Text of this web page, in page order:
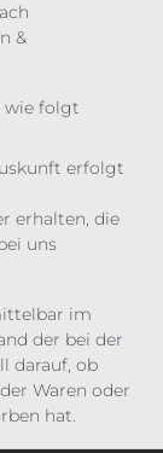
&
wie folgt
erfolgt
erhalten, die
uns
im
der bei der
darauf, ob
Waren oder
hat.